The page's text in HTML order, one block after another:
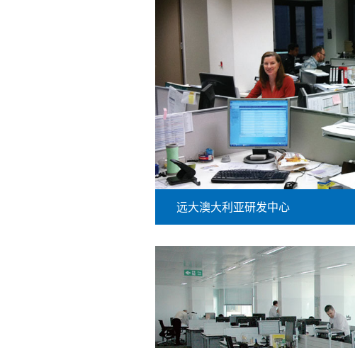
远大澳大利亚研发中心